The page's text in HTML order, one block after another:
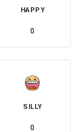
HAPPY
0
SILLY
0